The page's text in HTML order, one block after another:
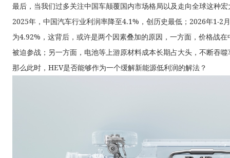
最后，当我们过多关注中国车颠覆国内市场格局以及走向全球这种
2025年，中国汽车行业利润率降至4.1%，创历史最低；2026年1-2
为4.92%，这背后，或许是两个因素叠加的原因，一方面，价格战
被迫参战；另一方面，电池等上游原材料成本长期占大头，不断吞
那么此时，HEV是否能够作为一个缓解新能源低利润的解法？